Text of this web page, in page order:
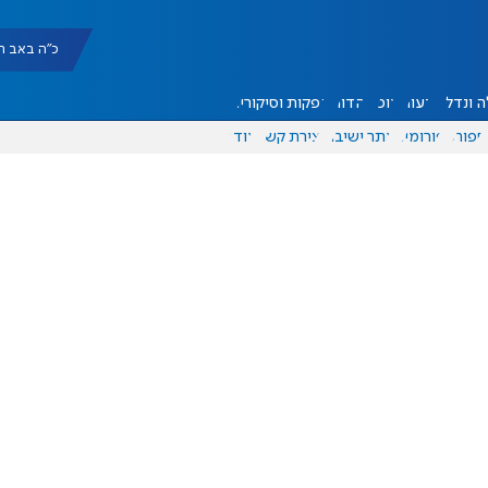
כ"ה באב תשפ"ו
ונדל"ן דעות אוכל יהדות הפקות וסיקורים
ספורט פורומים אתר ישיבה יצירת קשר עוד